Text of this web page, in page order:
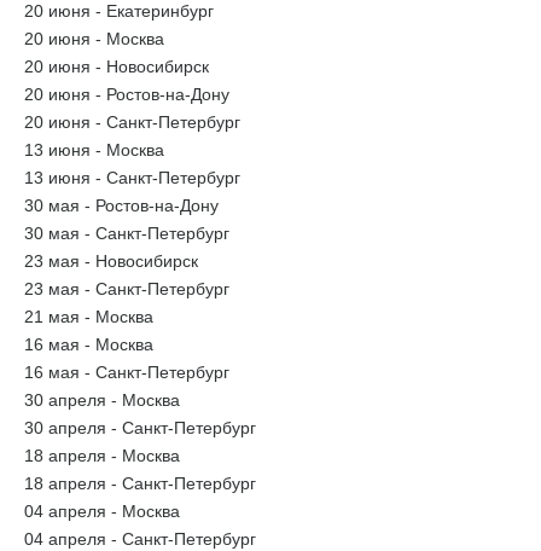
20 июня - Екатеринбург
20 июня - Москва
20 июня - Новосибирск
20 июня - Ростов-на-Дону
20 июня - Санкт-Петербург
13 июня - Москва
13 июня - Санкт-Петербург
30 мая - Ростов-на-Дону
30 мая - Санкт-Петербург
23 мая - Новосибирск
23 мая - Санкт-Петербург
21 мая - Москва
16 мая - Москва
16 мая - Санкт-Петербург
30 апреля - Москва
30 апреля - Санкт-Петербург
18 апреля - Москва
18 апреля - Санкт-Петербург
04 апреля - Москва
04 апреля - Санкт-Петербург